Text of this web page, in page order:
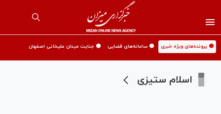
🟡 پرونده‌های ویژه خبری 🟡 سامانه‌های قضایی 🟡 جنایت میدان علیخانی اصفهان
اسلام ستیزی